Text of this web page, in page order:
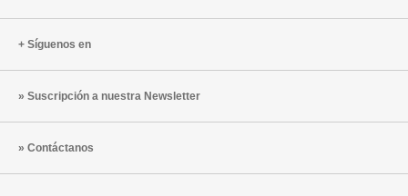
Síguenos en
Suscripción a nuestra Newsletter
Contáctanos